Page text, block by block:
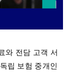
와 전담 고객 서
립 보험 중개인